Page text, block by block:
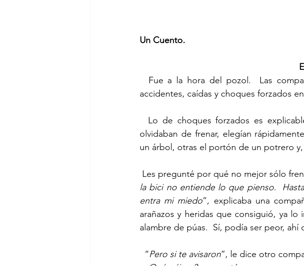
Un Cuento.
Fue a la hora del pozol.  Las
accidentes, caídas y choques forzados
Lo de choques forzados es
olvidaban de frenar, elegían
un árbol, otras el portón de un potrero y,
Les pregunté por qué no mejor sólo
la bici no entiende lo que pienso.
entra mi miedo”, explicaba una
arañazos y heridas que consiguió, ya
alambre de púas.  Sí, podía ser peor, ahí
“Pero si te avisaron”, le dice otro